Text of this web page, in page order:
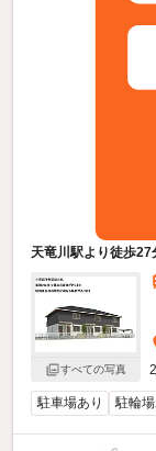
天竜川駅より徒歩
すべての写真
駐車場あり 駐輪場